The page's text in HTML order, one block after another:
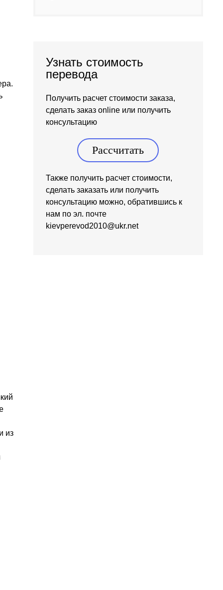
из
Узнать стоимость
перевода
Получить расчет стоимости заказа,
сделать заказ online или получить
консультацию
Рассчитать
Также получить расчет стоимости,
сделать заказать или получить
консультацию можно, обратившись к
нам по эл. почте
kievperevod2010@ukr.net